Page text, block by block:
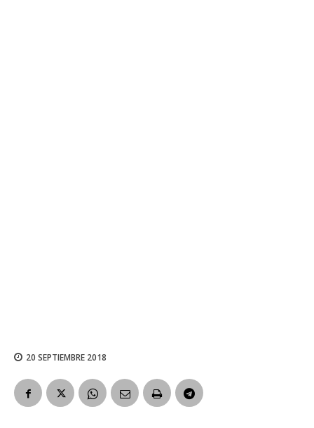
20 SEPTIEMBRE 2018